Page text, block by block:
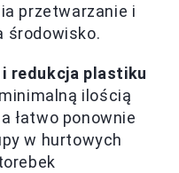
przetwarzanie i
środowisko.
redukcja plastiku
ilością
łatwo ponownie
w hurtowych